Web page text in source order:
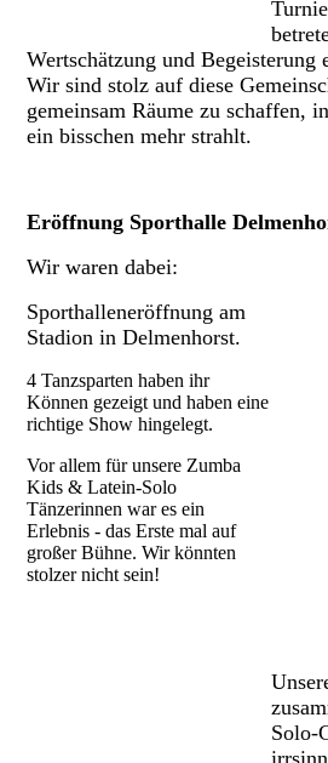
Wertschätzung und Begeisterung
Wir sind stolz auf diese
gemeinsam Räume zu schaffen,
ein bisschen mehr strahlt.
Eröffnung Sporthalle
Wir waren dabei:
Sporthalleneröffnung am
Stadion in Delmenhorst.
4 Tanzsparten haben ihr
Können gezeigt und haben eine
richtige Show hingelegt.
Vor allem für unsere Zumba
Kids & Latein-Solo
Tänzerinnen war es ein
Erlebnis - das Erste mal auf
großer Bühne. Wir könnten
stolzer nicht sein!
Solo-